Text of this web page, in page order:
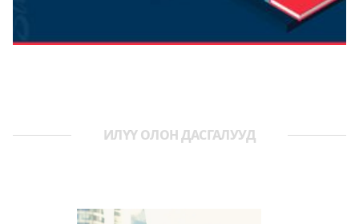
ИЛҮҮ ОЛОН ДАСГАЛУУД